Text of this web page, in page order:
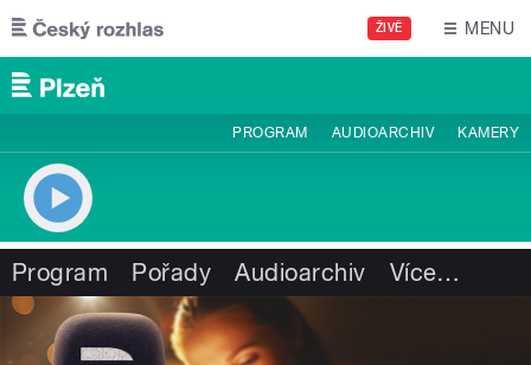
Přejít k hlavnímu obsahu
ŽIVĚ MENU
PROGRAM AUDIOARCHIV KAMERY
Program Pořady Audioarchiv Více…